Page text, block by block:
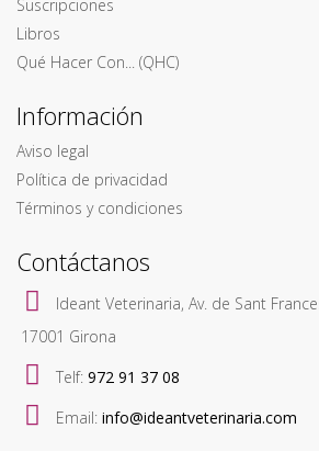
Suscripciones
Libros
Qué Hacer Con... (QHC)
Información
Aviso legal
Política de privacidad
Términos y condiciones
Contáctanos
Ideant Veterinaria, Av. de Sant
17001 Girona
Telf: 972 91 37 08
Email: info@ideantveterinaria.com